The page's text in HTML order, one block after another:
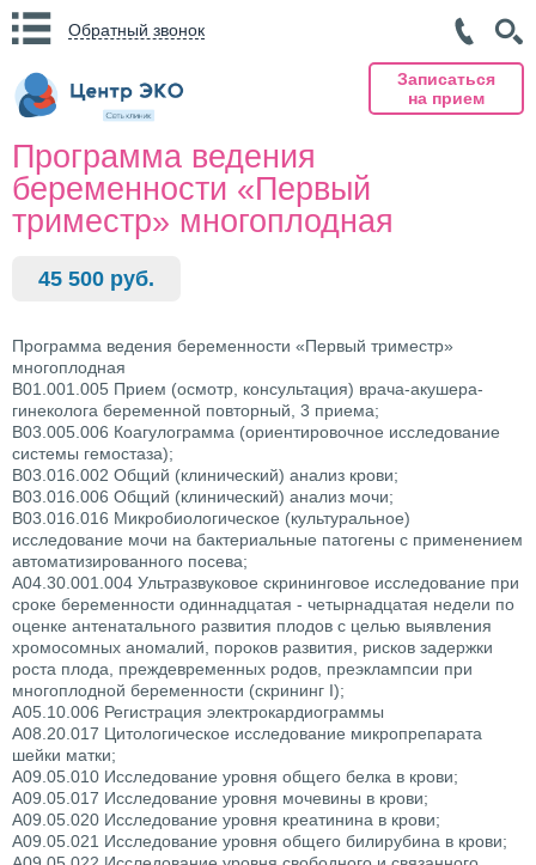
Обратный звонок
Записаться
на прием
Программа ведения
беременности «Первый
триместр» многоплодная
45 500 руб.
Программа ведения беременности «Первый триместр»
многоплодная
B01.001.005 Прием (осмотр, консультация) врача-акушера-
гинеколога беременной повторный, 3 приема;
B03.005.006 Коагулограмма (ориентировочное исследование
системы гемостаза);
B03.016.002 Общий (клинический) анализ крови;
B03.016.006 Общий (клинический) анализ мочи;
B03.016.016 Микробиологическое (культуральное)
исследование мочи на бактериальные патогены с применением
автоматизированного посева;
A04.30.001.004 Ультразвуковое скрининговое исследование при
сроке беременности одиннадцатая - четырнадцатая недели по
оценке антенатального развития плодов с целью выявления
хромосомных аномалий, пороков развития, рисков задержки
роста плода, преждевременных родов, преэклампсии при
многоплодной беременности (скрининг I);
A05.10.006 Регистрация электрокардиограммы
A08.20.017 Цитологическое исследование микропрепарата
шейки матки;
A09.05.010 Исследование уровня общего белка в крови;
A09.05.017 Исследование уровня мочевины в крови;
A09.05.020 Исследование уровня креатинина в крови;
A09.05.021 Исследование уровня общего билирубина в крови;